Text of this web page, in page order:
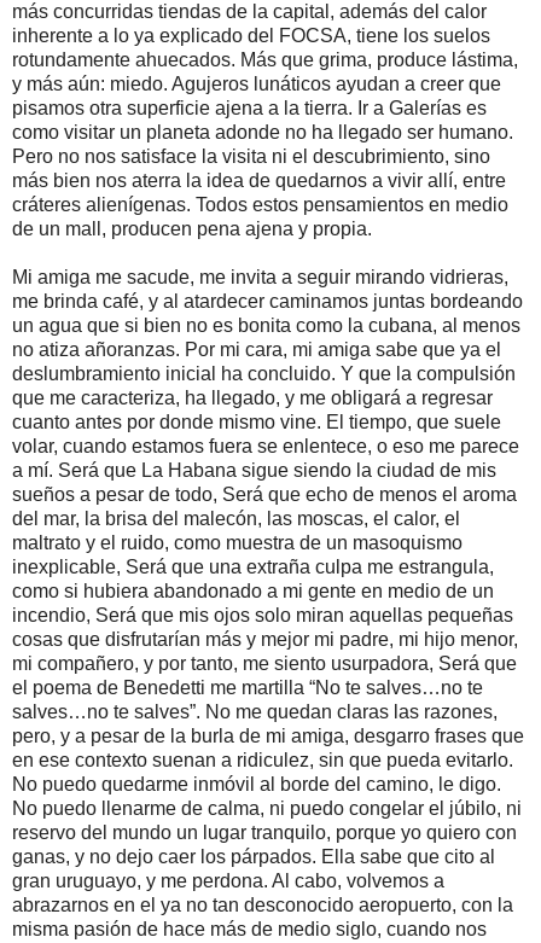
más concurridas tiendas de la capital, además del calor
inherente a lo ya explicado del FOCSA, tiene los suelos
rotundamente ahuecados. Más que grima, produce lástima,
y más aún: miedo. Agujeros lunáticos ayudan a creer que
pisamos otra superficie ajena a la tierra. Ir a Galerías es
como visitar un planeta adonde no ha llegado ser humano.
Pero no nos satisface la visita ni el descubrimiento, sino
más bien nos aterra la idea de quedarnos a vivir allí, entre
cráteres alienígenas. Todos estos pensamientos en medio
de un mall, producen pena ajena y propia.
Mi amiga me sacude, me invita a seguir mirando vidrieras,
me brinda café, y al atardecer caminamos juntas bordeando
un agua que si bien no es bonita como la cubana, al menos
no atiza añoranzas. Por mi cara, mi amiga sabe que ya el
deslumbramiento inicial ha concluido. Y que la compulsión
que me caracteriza, ha llegado, y me obligará a regresar
cuanto antes por donde mismo vine. El tiempo, que suele
volar, cuando estamos fuera se enlentece, o eso me parece
a mí. Será que La Habana sigue siendo la ciudad de mis
sueños a pesar de todo, Será que echo de menos el aroma
del mar, la brisa del malecón, las moscas, el calor, el
maltrato y el ruido, como muestra de un masoquismo
inexplicable, Será que una extraña culpa me estrangula,
como si hubiera abandonado a mi gente en medio de un
incendio, Será que mis ojos solo miran aquellas pequeñas
cosas que disfrutarían más y mejor mi padre, mi hijo menor,
mi compañero, y por tanto, me siento usurpadora, Será que
el poema de Benedetti me martilla “No te salves…no te
salves…no te salves”. No me quedan claras las razones,
pero, y a pesar de la burla de mi amiga, desgarro frases que
en ese contexto suenan a ridiculez, sin que pueda evitarlo.
No puedo quedarme inmóvil al borde del camino, le digo.
No puedo llenarme de calma, ni puedo congelar el júbilo, ni
reservo del mundo un lugar tranquilo, porque yo quiero con
ganas, y no dejo caer los párpados. Ella sabe que cito al
gran uruguayo, y me perdona. Al cabo, volvemos a
abrazarnos en el ya no tan desconocido aeropuerto, con la
misma pasión de hace más de medio siglo, cuando nos